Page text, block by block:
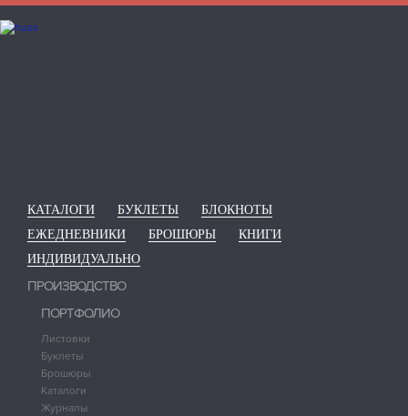
КАТАЛОГИ БУКЛЕТЫ
БЛОКНОТЫ
ЕЖЕДНЕВНИКИ
БРОШЮРЫ
КНИГИ
ИНДИВИДУАЛЬНО
ПРОИЗВОДСТВО
ПОРТФОЛИО
Листовки
Буклеты
Брошюры
Каталоги
Журналы